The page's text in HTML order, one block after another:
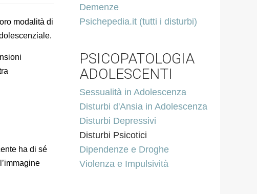
modalità di
ha di sé
Demenze
Psichepedia.it (tutti i disturbi)
PSICOPATOLOGIA
ADOLESCENTI
Sessualità in Adolescenza
Disturbi d'Ansia in Adolescenza
Disturbi Depressivi
Disturbi Psicotici
Dipendenze e Droghe
Violenza e Impulsività